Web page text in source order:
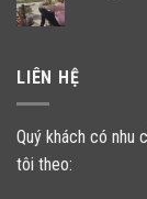
LIÊN HỆ
Quý khách có nhu
tôi theo: